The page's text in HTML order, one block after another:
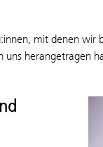
mit denen
herangetragen